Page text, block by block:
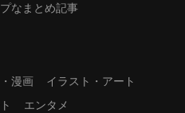
なまとめ記事
漫画
イラスト・アート
エンタメ